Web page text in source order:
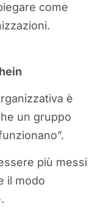
come
è
un gruppo
più messi
il modo